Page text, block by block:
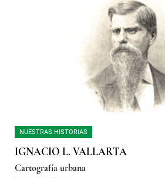
NUESTRAS HISTORIAS
IGNACIO L. VALLARTA
Cartografía urbana